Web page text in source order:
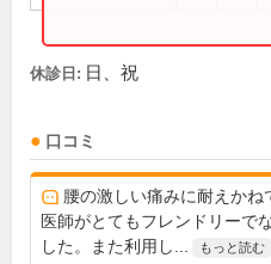
休診日: 日、祝
口コミ
腰の激しい痛みに耐えかね
医師がとてもフレンドリーで
した。また利用し...
もっと読む